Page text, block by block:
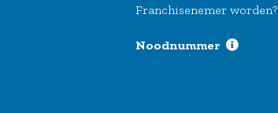
Franchisenemer worden?
Noodnummer